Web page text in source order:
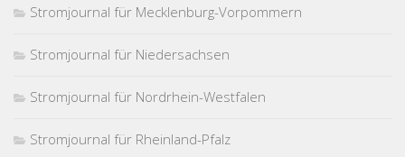
Stromjournal für Mecklenburg-Vorpommern
Stromjournal für Niedersachsen
Stromjournal für Nordrhein-Westfalen
Stromjournal für Rheinland-Pfalz